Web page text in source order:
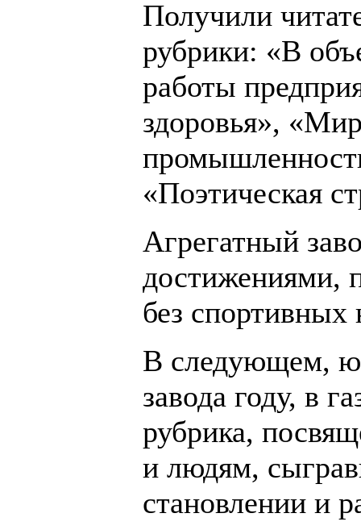
Получили
рубрики: «В
работы
здоровья»,
«Поэтическая
Агрегатный
достижениями,
без спортивных
В следующем,
завода году, в
рубрика,
и людям,
становлении и